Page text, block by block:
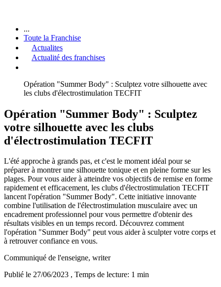
...
Toute la Franchise
Actualites
Actualité des franchises
Opération "Summer Body" : Sculptez votre silhouette avec
les clubs d'électrostimulation TECFIT
Opération "Summer Body" : Sculptez
votre silhouette avec les clubs
d'électrostimulation TECFIT
L'été approche à grands pas, et c'est le moment idéal pour se
préparer à montrer une silhouette tonique et en pleine forme sur les
plages. Pour vous aider à atteindre vos objectifs de remise en forme
rapidement et efficacement, les clubs d'électrostimulation TECFIT
lancent l'opération "Summer Body". Cette initiative innovante
combine l'utilisation de l'électrostimulation musculaire avec un
encadrement professionnel pour vous permettre d'obtenir des
résultats visibles en un temps record. Découvrez comment
l'opération "Summer Body" peut vous aider à sculpter votre corps et
à retrouver confiance en vous.
Communiqué de l'enseigne, writer
Publié le 27/06/2023 , Temps de lecture: 1 min